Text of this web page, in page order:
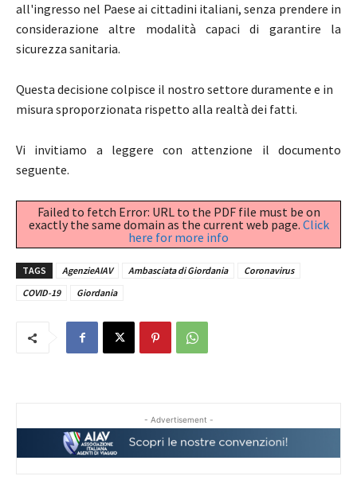
all'ingresso nel Paese ai cittadini italiani, senza prendere in
considerazione altre modalità capaci di garantire la
sicurezza sanitaria.
Questa decisione colpisce il nostro settore duramente e in
misura sproporzionata rispetto alla realtà dei fatti.
Vi invitiamo a leggere con attenzione il documento
seguente.
Failed to fetch Error: URL to the PDF file must be on
exactly the same domain as the current web page. Click
here for more info
TAGS AgenzieAIAV Ambasciata di Giordania
Coronavirus
COVID-19
Giordania
- Advertisement -